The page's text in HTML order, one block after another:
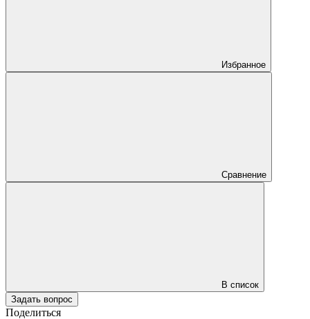
Избранное
Сравнение
В список
Задать вопрос
Поделиться